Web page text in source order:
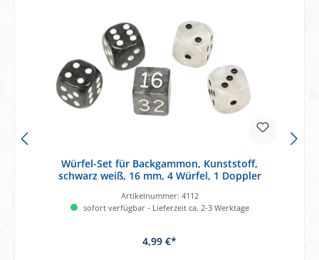
Würfel-Set für Backgammon, Kunststoff,
schwarz weiß, 16 mm, 4 Würfel, 1 Doppler
Artikelnummer: 4112
sofort verfügbar - Lieferzeit ca. 2-3 Werktage
4,99 €*